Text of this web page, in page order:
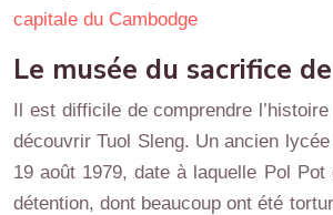
capitale du Cambodge
Le musée du sacrifice
Il est difficile de comprendre
découvrir Tuol Sleng. Un ancien
19 août 1979, date à laquelle Pol
détention, dont beaucoup ont été